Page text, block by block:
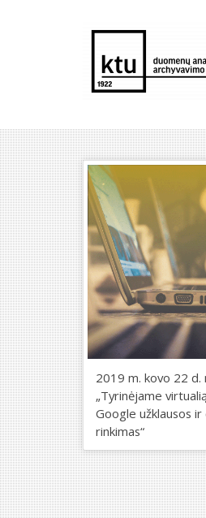
2019 m. kovo 22 d.
„Tyrinėjame
Google užklausos
rinkimas“